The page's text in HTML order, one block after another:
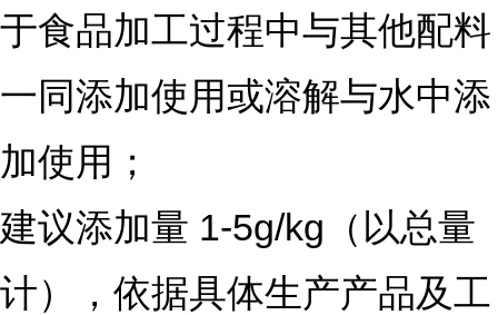
于食品加工过程中与其他配料
一同添加使用或溶解与水中添
加使用；
建议添加量 1-5g/kg（以总量
计），依据具体生产产品及工